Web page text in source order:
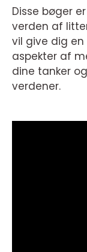
Disse bøger
verden af
vil give dig
aspekter af
dine tanker
verdener.